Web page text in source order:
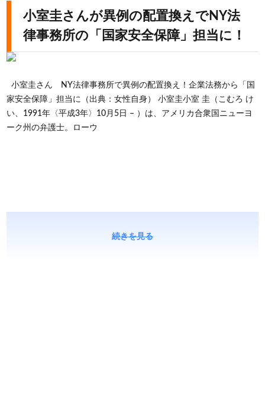
小室圭さんが異例の配置換えでNY法
律事務所の「国家安全保障」担当に！
小室圭さん NY法律事務所で異例の配置換え！企業法務から「国
家安全保障」担当に（出典：女性自身） 小室圭小室 圭（こむろ け
い、1991年〈平成3年〉10月5日 – ）は、アメリカ合衆国ニューヨ
ーク州の弁護士。ローウ
続きを見る